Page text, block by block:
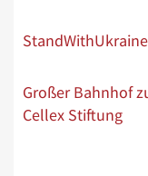
StandWithUkraine
Großer Bahnhof
Cellex Stiftung